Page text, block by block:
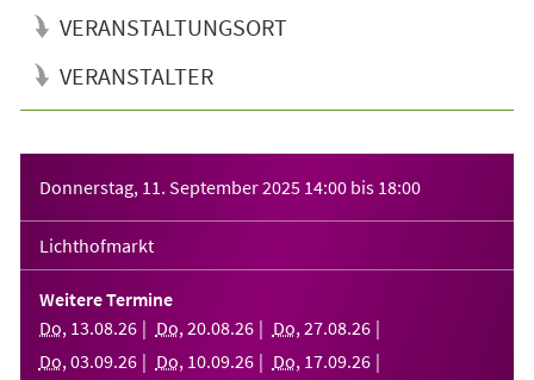
VERANSTALTUNGSORT
VERANSTALTER
Donnerstag, 11. September 2025 14:00 bis 18:00
Lichthofmarkt
Weitere Termine
Do, 13.08.26 Do, 20.08.26 Do, 27.08.26
Do, 03.09.26 Do, 10.09.26 Do, 17.09.26